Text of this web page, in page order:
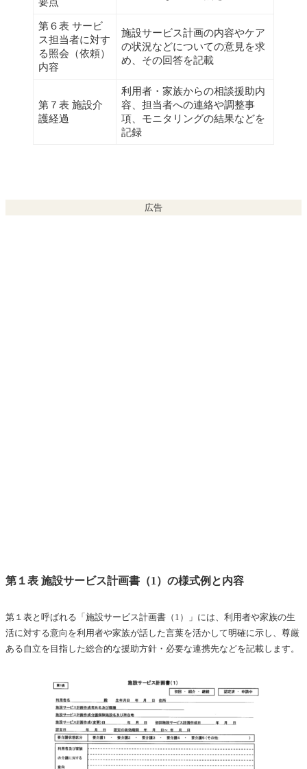
要点
第６表 サービ
ス担当者に対す
る照会（依頼）
内容
施設サービス計画の内容やケア
の状況などについての意見を求
め、その回答を記載
第７表 施設介
護経過
利用者・家族からの相談援助内
容、担当者への連絡や調整事
項、モニタリングの結果などを
記録
広告
第１表 施設サービス計画書（1）の様式例と内容
第１表と呼ばれる「施設サービス計画書（1）」には、利用者や家族の生
活に対する意向を利用者や家族が話した言葉を活かして明確に示し、尊厳
ある自立を目指した総合的な援助方針・必要な連携先などを記載します。